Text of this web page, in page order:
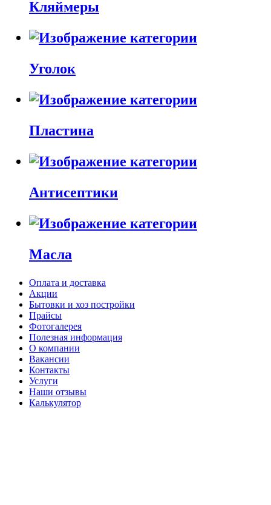
Кляймеры
Уголок
Пластина
Антисептики
Масла
Оплата и доставка
Акции
Бытовки и хоз постройки
Прайсы
Фотогалерея
Полезная информация
О компании
Вакансии
Контакты
Услуги
Наши отзывы
Калькулятор